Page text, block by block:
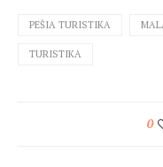
PEŠIA TURISTIKA
TURISTIKA
0